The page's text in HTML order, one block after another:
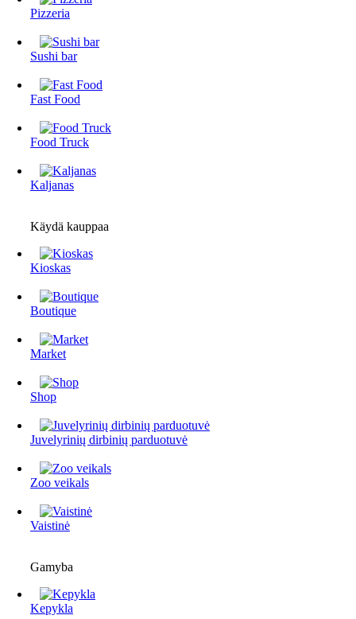
Pizzeria
Sushi bar
Fast Food
Food Truck
Kaljanas
Käydä kauppaa
Kioskas
Boutique
Market
Shop
Juvelyrinių dirbinių parduotuvė
Zoo veikals
Vaistinė
Gamyba
Kepykla